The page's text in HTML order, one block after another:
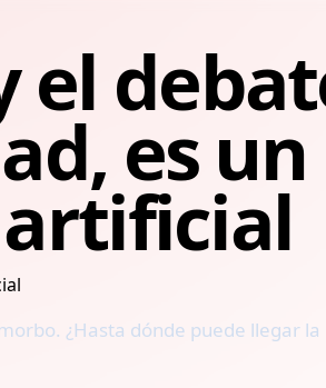
el
es un
¿Hasta dónde puede llegar la